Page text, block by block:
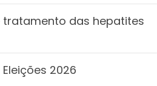
das hepatites
2026